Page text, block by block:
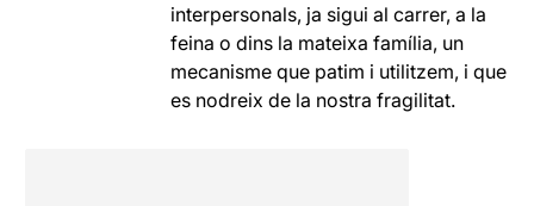
interpersonals, ja sigui al carrer, a la
feina o dins la mateixa família, un
mecanisme que patim i utilitzem, i que
es nodreix de la nostra fragilitat.